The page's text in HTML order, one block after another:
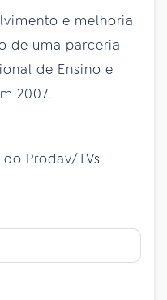
e melhoria
de uma parceria
de Ensino e
2007.
Prodav/TVs